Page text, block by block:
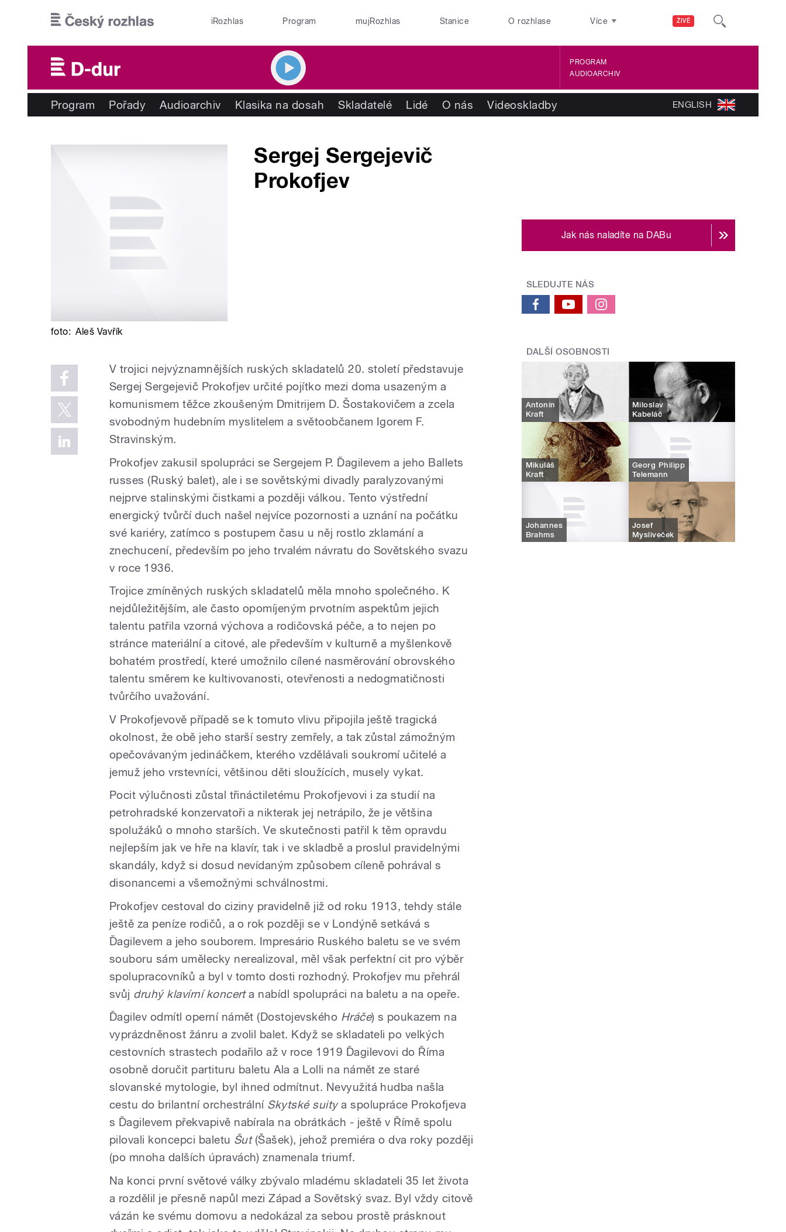
ŽIVĚ
iRozhlas Program mujRozhlas Stanice O rozhlase Více
PROGRAM
AUDIOARCHIV
Program Pořady Audioarchiv Klasika na dosah Skladatelé Lidé O nás Videoskladby ENGLISH
Sergej Sergejevič
Prokofjev
foto: Aleš Vavřík
V trojici nejvýznamnějších ruských skladatelů 20. století představuje
Sergej Sergejevič Prokofjev určité pojítko mezi doma usazeným a
komunismem těžce zkoušeným Dmitrijem D. Šostakovičem a zcela
svobodným hudebním myslitelem a světoobčanem Igorem F.
Stravinským.
Prokofjev zakusil spolupráci se Sergejem P. Ďagilevem a jeho Ballets
russes (Ruský balet), ale i se sovětskými divadly paralyzovanými
nejprve stalinskými čistkami a později válkou. Tento výstřední
energický tvůrčí duch našel nejvíce pozornosti a uznání na počátku
své kariéry, zatímco s postupem času u něj rostlo zklamání a
znechucení, především po jeho trvalém návratu do Sovětského svazu
v roce 1936.
Trojice zmíněných ruských skladatelů měla mnoho společného. K
nejdůležitějším, ale často opomíjeným prvotním aspektům jejich
talentu patřila vzorná výchova a rodičovská péče, a to nejen po
stránce materiální a citové, ale především v kulturně a myšlenkově
bohatém prostředí, které umožnilo cílené nasměrování obrovského
talentu směrem ke kultivovanosti, otevřenosti a nedogmatičnosti
tvůrčího uvažování.
V Prokofjevově případě se k tomuto vlivu připojila ještě tragická
okolnost, že obě jeho starší sestry zemřely, a tak zůstal zámožným
opečovávaným jedináčkem, kterého vzdělávali soukromí učitelé a
jemuž jeho vrstevníci, většinou děti sloužících, musely vykat.
Pocit výlučnosti zůstal třináctiletému Prokofjevovi i za studií na
petrohradské konzervatoři a nikterak jej netrápilo, že je většina
spolužáků o mnoho starších. Ve skutečnosti patřil k těm opravdu
nejlepším jak ve hře na klavír, tak i ve skladbě a proslul pravidelnými
skandály, když si dosud nevídaným způsobem cíleně pohrával s
disonancemi a všemožnými schválnostmi.
Prokofjev cestoval do ciziny pravidelně již od roku 1913, tehdy stále
ještě za peníze rodičů, a o rok později se v Londýně setkává s
Ďagilevem a jeho souborem. Impresário Ruského baletu se ve svém
souboru sám umělecky nerealizoval, měl však perfektní cit pro výběr
spolupracovníků a byl v tomto dosti rozhodný. Prokofjev mu přehrál
svůj druhý klavírní koncerta nabídl spolupráci na baletu a na opeře.
Ďagilev odmítl operní námět (Dostojevského Hráče) s poukazem na
vyprázdněnost žánru a zvolil balet. Když se skladateli po velkých
cestovních strastech podařilo až v roce 1919 Ďagilevovi do Říma
osobně doručit partituru baletu Ala a Lolli na námět ze staré
slovanské mytologie, byl ihned odmítnut. Nevyužitá hudba našla
cestu do brilantní orchestrální Skytské suitya spolupráce Prokofjeva
s Ďagilevem překvapivě nabírala na obrátkách - ještě v Římě spolu
pilovali koncepci baletu Šut(Šašek), jehož premiéra o dva roky později
(po mnoha dalších úpravách) znamenala triumf.
Na konci první světové války zbývalo mladému skladateli 35 let života
a rozdělil je přesně napůl mezi Západ a Sovětský svaz. Byl vždy citově
vázán ke svému domovu a nedokázal za sebou prostě prásknout
Jak nás naladíte na DABu
SLEDUJTE NÁS
DALŠÍ OSOBNOSTI
Antonín
Kraft
Miloslav
Kabeláč
Mikuláš
Kraft
Georg Philipp
Telemann
Johannes
Brahms
Josef
Mysliveček